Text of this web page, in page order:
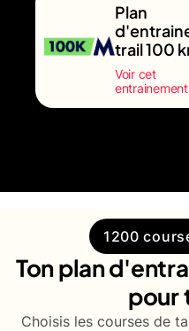
Plan
trail 100
Voir cet
entrainement
1200
Ton plan
pour
Choisis les courses de